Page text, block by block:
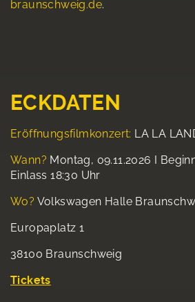
braunschweig.de.
ECKDATEN
Eröffnungsfilmkonzert: LA LA
Wann? Montag, 09.11.2026 I
Einlass 18:30 Uhr
Wo? Volkswagen Halle
Europaplatz 1
38100 Braunschweig
Tickets